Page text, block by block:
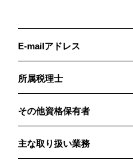
E-mailアドレス
所属税理士
その他資格保有者
主な取り扱い業務